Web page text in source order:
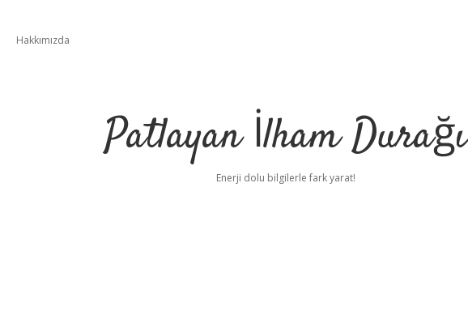
Hakkımızda
Patlayan İlham Durağı
Enerji dolu bilgilerle fark yarat!